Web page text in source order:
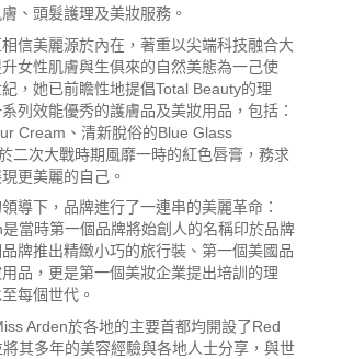
、頭髮護理及美妝服務。
信美麗源於內在，著重以尖端科技融合大
女性肌膚與生俱來的自然美態為一己使
，她已前瞻性地提倡Total Beauty的理
列效能優秀的護膚品及美妝用品，包括：
Cream、清新脫俗的Blue Glass
二次大戰時期風靡一時的紅色唇膏，務求
更美麗的自己。
導下，品牌進行了一連串的美麗革命：
當時第一個品牌將始創人的名稱印於品牌
品牌推出精緻小巧的旅行裝、第一個美國品
品，更是第一個美妝企業提出培訓的理
每個世代。
Arden於各地的主要首都均開設了Red
其多年的美容經驗與各地人士分享，與世